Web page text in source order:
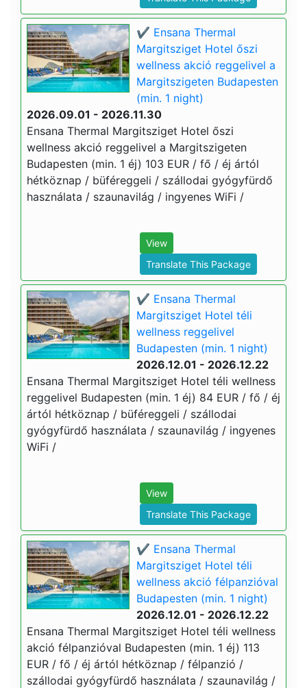
✔️ Ensana Thermal
Margitsziget Hotel őszi
wellness akció reggelivel a
Margitszigeten Budapesten
(min. 1 night)
2026.09.01 - 2026.11.30
Ensana Thermal Margitsziget Hotel őszi
wellness akció reggelivel a Margitszigeten
Budapesten (min. 1 éj) 103 EUR / fő / éj ártól
hétköznap / büféreggeli / szállodai gyógyfürdő
használata / szaunavilág / ingyenes WiFi /
View
Translate This Package
✔️ Ensana Thermal
Margitsziget Hotel téli
wellness reggelivel
Budapesten (min. 1 night)
2026.12.01 - 2026.12.22
Ensana Thermal Margitsziget Hotel téli wellness
reggelivel Budapesten (min. 1 éj) 84 EUR / fő / éj
ártól hétköznap / büféreggeli / szállodai
gyógyfürdő használata / szaunavilág / ingyenes
WiFi /
View
Translate This Package
✔️ Ensana Thermal
Margitsziget Hotel téli
wellness akció félpanzióval
Budapesten (min. 1 night)
2026.12.01 - 2026.12.22
Ensana Thermal Margitsziget Hotel téli wellness
akció félpanzióval Budapesten (min. 1 éj) 113
EUR / fő / éj ártól hétköznap / félpanzió /
szállodai gyógyfürdő használata / szaunavilág /